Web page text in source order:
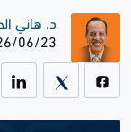
د. هاني
2026/06/23